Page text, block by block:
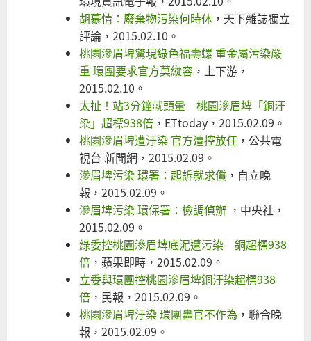
胡慕情：廢棄物污染何時休 ，天下雜誌獨立
評論，2015.02.10。
桃園滲眉埤驚現綠色福壽螺 重金屬污染嚴
重 環團要求官方莫縱容 ，上下游，
2015.02.10。
太扯！站3分鐘就頭暈 桃園滲眉埤「銅汙
染」超標938倍 ，ETtoday，2015.02.09。
桃園滲眉埤遭汙染 官方遭控放任 ，公共電
視台 新聞網，2015.02.09。
滲眉埤污染 環署：起訴就求償 ，自立晚
報，2015.02.09。
滲眉埤污染 環保署：檢調偵辦 ，中央社，
2015.02.09。
綠委控桃園滲眉埤底泥遭污染 銅超標938
倍 ，蘋果即時，2015.02.09。
立委與環團控桃園滲眉埤銅汙染超標938
倍 ，民報，2015.02.09。
桃園滲眉埤汙染 環團轟官不作為 ，聯合晚
報，2015.02.09。